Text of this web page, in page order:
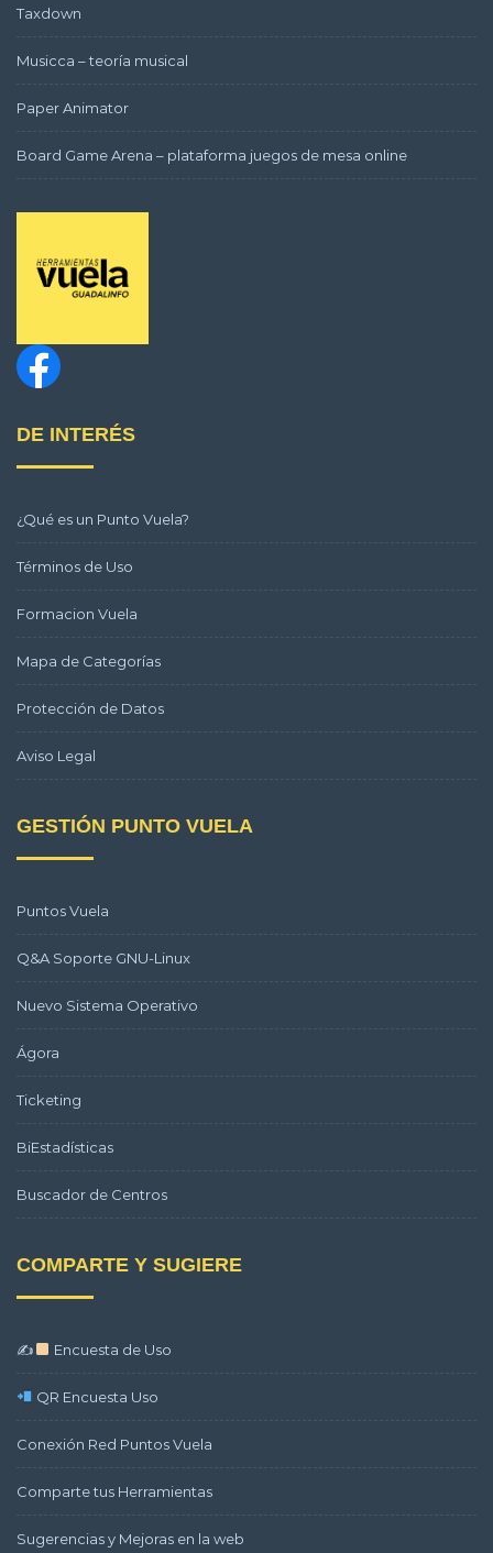
Taxdown
Musicca – teoría musical
Paper Animator
Board Game Arena – plataforma juegos de mesa online
DE INTERÉS
¿Qué es un Punto Vuela?
Términos de Uso
Formacion Vuela
Mapa de Categorías
Protección de Datos
Aviso Legal
GESTIÓN PUNTO VUELA
Puntos Vuela
Q&A Soporte GNU-Linux
Nuevo Sistema Operativo
Ágora
Ticketing
BiEstadísticas
Buscador de Centros
COMPARTE Y SUGIERE
✍ Encuesta de Uso
QR Encuesta Uso
Conexión Red Puntos Vuela
Comparte tus Herramientas
Sugerencias y Mejoras en la web